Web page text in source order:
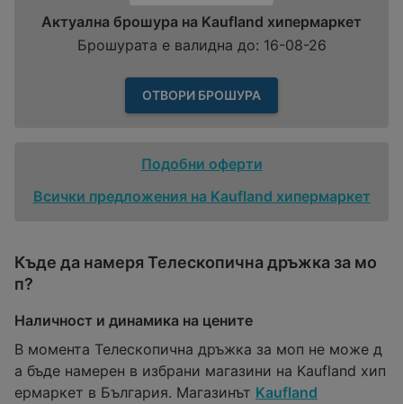
Актуална брошура на Kaufland хипермаркет
Брошурата е валидна до: 16-08-26
ОТВОРИ БРОШУРА
Подобни оферти
Всички предложения на Kaufland хипермаркет
Къде да намеря Телескопична дръжка за мо
п?
Наличност и динамика на цените
В момента Телескопична дръжка за моп не може д
а бъде намерен в избрани магазини на Kaufland хип
ермаркет в България. Магазинът Kaufland